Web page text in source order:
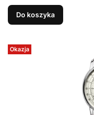
Do koszyka
Okazja